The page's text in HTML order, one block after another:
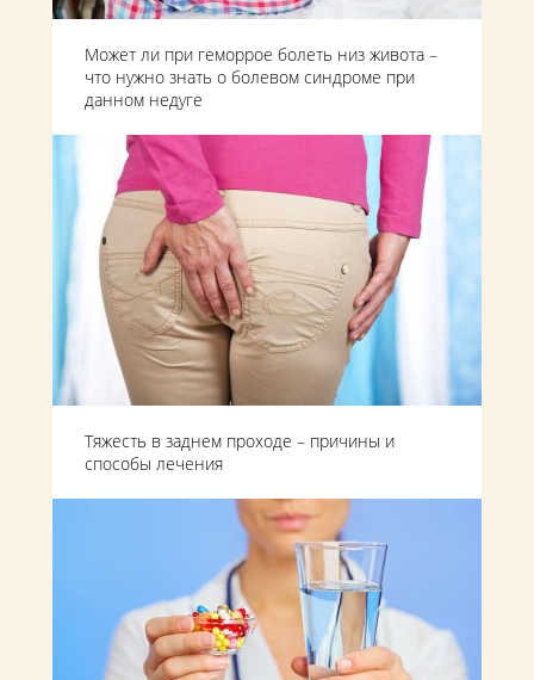
Может ли при геморрое болеть низ живота –
что нужно знать о болевом синдроме при
данном недуге
Тяжесть в заднем проходе – причины и
способы лечения